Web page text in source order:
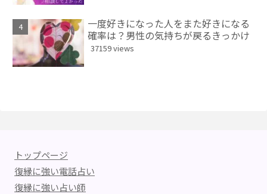
一度好きになった人をまた好きになる
確率は？男性の気持ちが戻るきっかけ
37159 views
トップページ
復縁に強い電話占い
復縁に強い占い師